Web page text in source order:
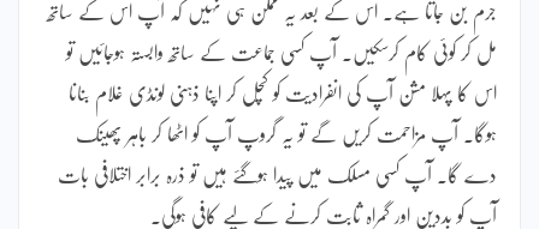
جرم بن جاتا ہے۔ اس کے بعد یہ ممکن ہی نہیں کہ آپ اس کے ساتھ
مل کر کوئی کام کرسکیں۔ آپ کسی جماعت کے ساتھ وابستہ ہوجائیں تو
اس کا پہلا مشن آپ کی انفرادیت کو کچل کر اپنا ذہنی لونڈی غلام بنانا
ہوگا۔ آپ مزاحمت کریں گے تو یہ گروپ آپ کو اٹھا کر باہر پھینک
دے گا۔ آپ کسی مسلک میں پیدا ہوگئے ہیں تو ذرہ برابر اختلافی بات
آپ کو بددین اور گمراہ ثابت کرنے کے لیے کافی ہوگی۔